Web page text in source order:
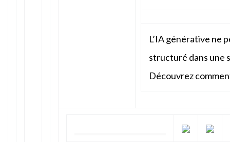
L’IA générative ne
structuré dans une
Découvrez